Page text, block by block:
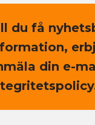
du få
din e-